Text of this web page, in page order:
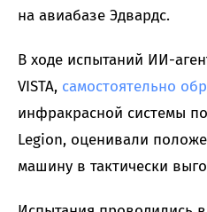
на авиабазе Эдвардс.
В ходе испытаний ИИ-
VISTA, самостоятельно
инфракрасной системы
Legion, оценивали
машину в тактически